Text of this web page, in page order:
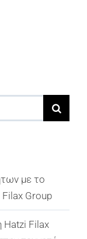
με το
Group
Hatzi Filax